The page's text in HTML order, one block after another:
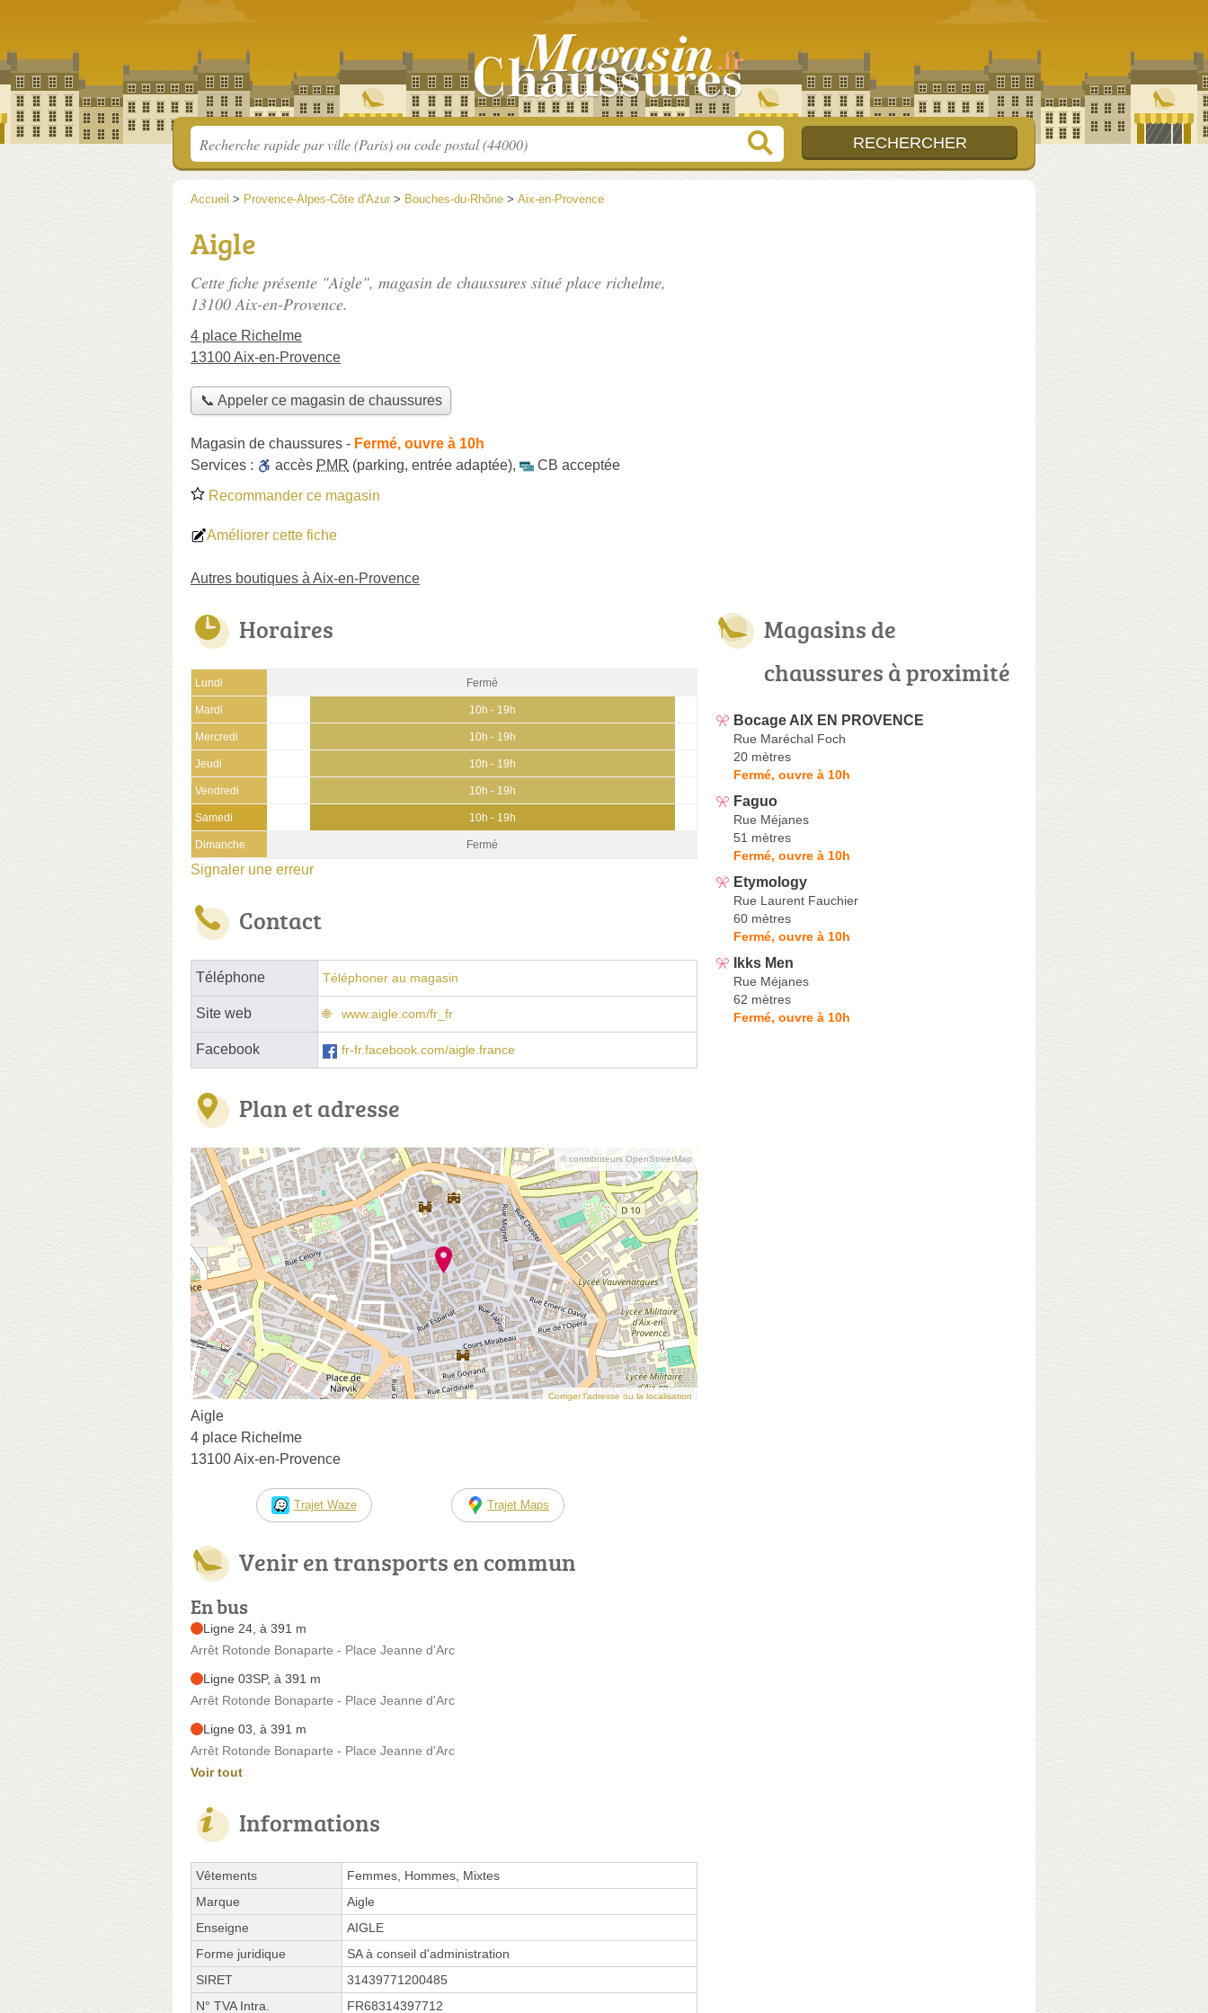
Accueil > Provence-Alpes-Côte d'Azur > Bouches-du-Rhône > Aix-en-Provence
Aigle
Cette fiche présente "Aigle", magasin de chaussures situé place richelme,
13100 Aix-en-Provence.
4 place Richelme
13100 Aix-en-Provence
📞 Appeler ce magasin de chaussures
Magasin de chaussures - Fermé, ouvre à 10h
Services :
accès PMR (parking, entrée adaptée),
CB acceptée
Recommander ce magasin
Améliorer cette fiche
Autres boutiques à Aix-en-Provence
Horaires
Lundi Fermé
Mardi 10h - 19h
Mercredi 10h - 19h
Jeudi 10h - 19h
Vendredi 10h - 19h
Samedi 10h - 19h
Dimanche Fermé
Signaler une erreur
Contact
Téléphone Téléphoner au magasin
Site web www.aigle.com/fr_fr
Facebook fr-fr.facebook.com/aigle.france
Plan et adresse
© contributeurs OpenStreetMap
Corriger l’adresse ou la localisation
Aigle
4 place Richelme
13100 Aix-en-Provence
Trajet Waze Trajet Maps
Venir en transports en commun
En bus
Ligne 24, à 391 m
Arrêt Rotonde Bonaparte - Place Jeanne d'Arc
Ligne 03SP, à 391 m
Arrêt Rotonde Bonaparte - Place Jeanne d'Arc
Ligne 03, à 391 m
Arrêt Rotonde Bonaparte - Place Jeanne d'Arc
Voir tout
Informations
Vêtements
Femmes, Hommes, Mixtes
Marque
Aigle
Enseigne
AIGLE
Forme juridique
SA à conseil d'administration
SIRET
31439771200485
N° TVA Intra.
FR68314397712
Magasins de
chaussures à proximité
Bocage AIX EN PROVENCE
Rue Maréchal Foch
20 mètres
Fermé, ouvre à 10h
Faguo
Rue Méjanes
51 mètres
Fermé, ouvre à 10h
Etymology
Rue Laurent Fauchier
60 mètres
Fermé, ouvre à 10h
Ikks Men
Rue Méjanes
62 mètres
Fermé, ouvre à 10h